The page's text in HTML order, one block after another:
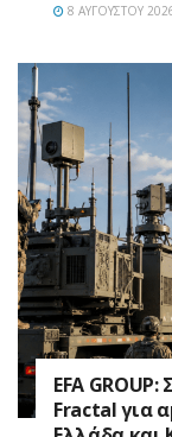
8 ΑΥΓΟΎΣΤΟΥ
EFA
Fractal για